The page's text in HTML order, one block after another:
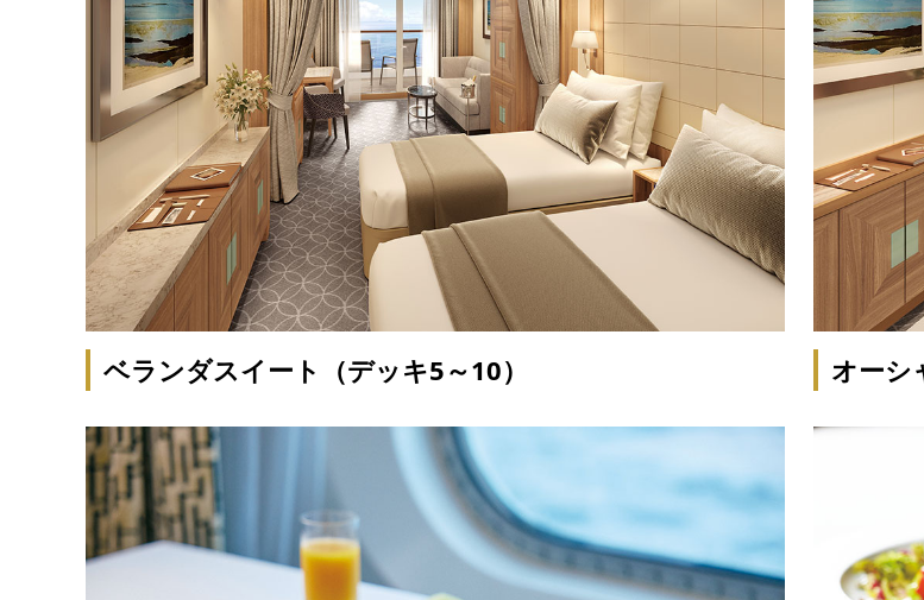
ベランダスイート（デッキ5～10） オーシ